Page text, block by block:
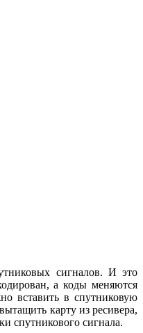
сигналов. И это
а коды меняются
вставить в спутниковую
карту из ресивера,
спутникового сигнала.